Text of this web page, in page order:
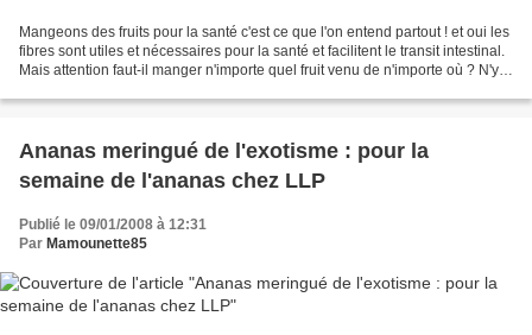
Mangeons des fruits pour la santé c'est ce que l'on entend partout ! et oui les
fibres sont utiles et nécessaires pour la santé et facilitent le transit intestinal.
Mais attention faut-il manger n'importe quel fruit venu de n'importe où ? N'y
Ananas meringué de l'exotisme : pour la
semaine de l'ananas chez LLP
Publié le 09/01/2008 à 12:31
Par Mamounette85